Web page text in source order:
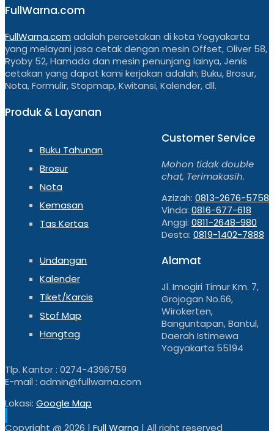
FullWarna.com
FullWarna.com adalah percetakan di kota Yogyakarta
yang melayani jasa cetak dengan mesin Offset, Oliver 58,
Ryoby 52, Hamada dan mesin penunjang lainya, Jenis
cetakan yang dapat kami kerjakan adalah; Buku, Brosur,
Nota, Formulir, Stopmap, Kwitansi, Kalender, dll.
Produk & Layanan
Buku Tahunan
Brosur
Nota
Kemasan
Tas Kertas
Undangan
Kalender
Tiket/Karcis
Stof Map
Hangtag
Customer Service
Mohon tidak double
chat, Terimakasih.
Azizah: 0813-2676-5758
Vinda: 0816-677-618
Anggi: 0811-2648-980
Desta: 0819-1402-7888
Alamat
Jl. Imogiri Timur Km. 7,
Grojogan No.66,
Wirokerten,
Banguntapan, Bantul,
Daerah Istimewa
Yogyakarta 55194
Tlp. Kantor : 0274-4396759
E-mail : admin@fullwarna.com
Lokasi: Google Map
Copyright @ 2026 | Full Warna | All right reserved